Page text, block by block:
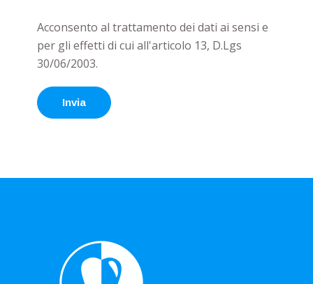
Acconsento al trattamento dei dati ai sensi e
per gli effetti di cui all'articolo 13, D.Lgs
30/06/2003.